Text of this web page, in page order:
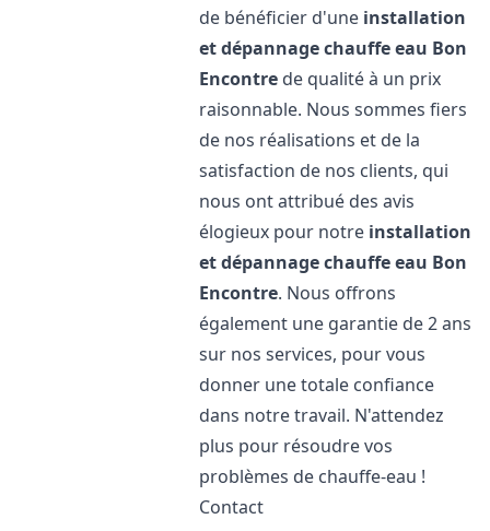
de bénéficier d'une installation
et dépannage chauffe eau Bon
Encontre de qualité à un prix
raisonnable. Nous sommes fiers
de nos réalisations et de la
satisfaction de nos clients, qui
nous ont attribué des avis
élogieux pour notre installation
et dépannage chauffe eau Bon
Encontre. Nous offrons
également une garantie de 2 ans
sur nos services, pour vous
donner une totale confiance
dans notre travail. N'attendez
plus pour résoudre vos
problèmes de chauffe-eau !
Contact